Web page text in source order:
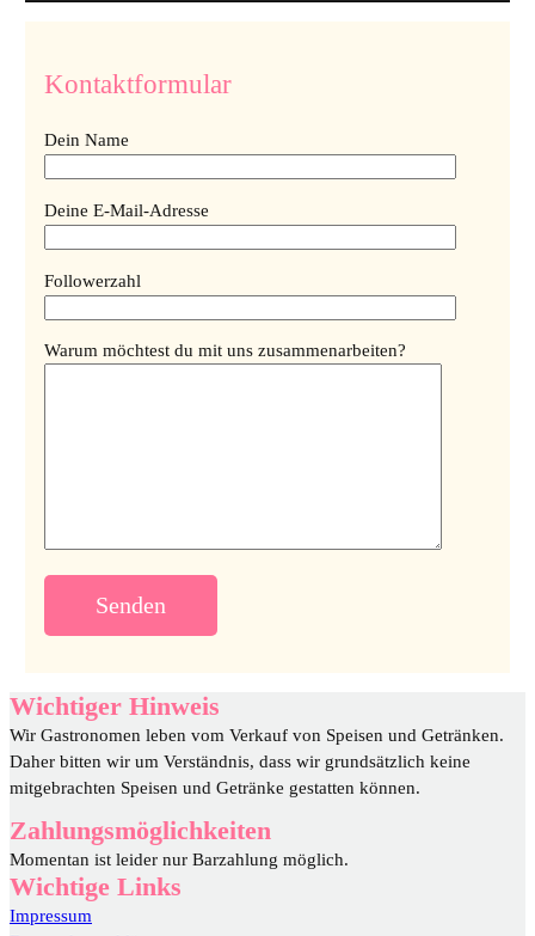
Kontaktformular
Dein Name
Deine E-Mail-Adresse
Followerzahl
Warum möchtest du mit uns zusammenarbeiten?
Wichtiger Hinweis
Wir Gastronomen leben vom Verkauf von Speisen und Getränken.
Daher bitten wir um Verständnis, dass wir grundsätzlich keine
mitgebrachten Speisen und Getränke gestatten können.
Zahlungsmöglichkeiten
Momentan ist leider nur Barzahlung möglich.
Wichtige Links
Impressum